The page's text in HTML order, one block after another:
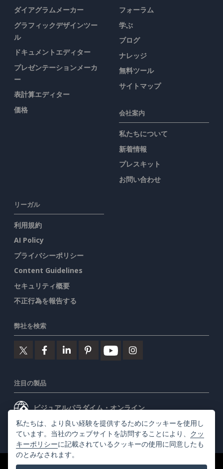
ダイアグラムメーカー
グラフィックデザインツー
ル
ドキュメントエディター
プレゼンテーションメーカ
ー
表計算エディター
価格
フォーラム
学ぶ
ブログ
ナレッジ
無料ツール
サイトマップ
会社案内
私たちについて
新着情報
プレスキット
お問い合わせ
リーガル
利用規約
AI Policy
プライバシーポリシー
Content Guidelines
セキュリティ概要
不正行為を報告する
弊社を検索
注目の製品
ビジュアルパラダイム・オンライン
ビジュアルパラダイムデスクトップ
私たちは、より良い経験を提供するためにクッキーを使用し
ています。当社のウェブサイトを訪問することにより、 クッ
キーポリシーに記載されているクッキーの使用に同意したも
のとみなされます。